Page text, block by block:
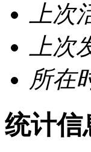
上次
上次
所在
统计信